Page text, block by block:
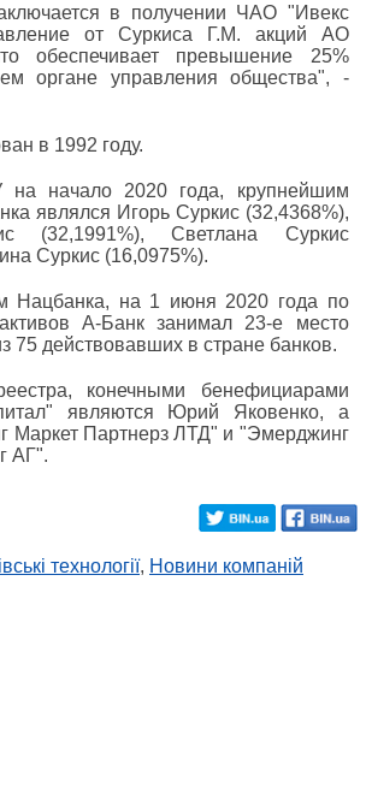
в получении ЧАО "Ивекс
от Суркиса Г.М. акций АО
обеспечивает превышение 25%
органе управления общества", -
в 1992 году.
начало 2020 года, крупнейшим
являлся Игорь Суркис (32,4368%),
(32,1991%), Светлана Суркис
Суркис (16,0975%).
Нацбанка, на 1 июня 2020 года по
А-Банк занимал 23-е место
75 действовавших в стране банков.
конечными бенефициарами
являются Юрий Яковенко, а
Маркет Партнерз ЛТД" и "Эмерджинг
АГ".
технології, Новини компаній